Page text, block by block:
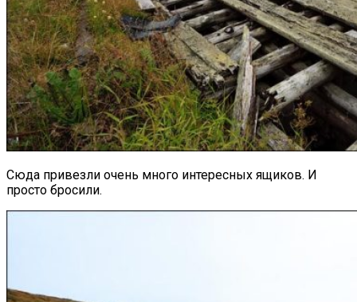
Сюда привезли очень много интересных ящиков. И
просто бросили.